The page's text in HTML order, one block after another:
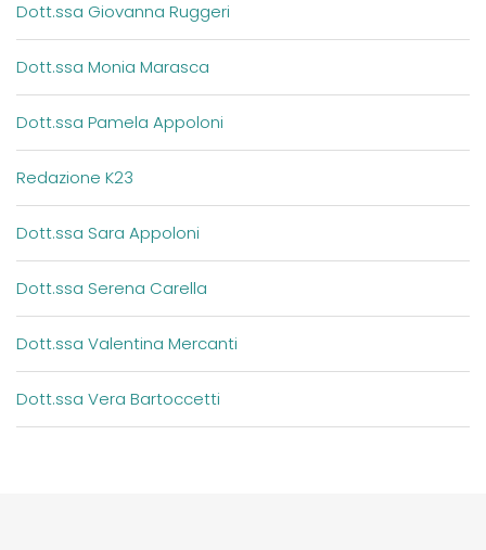
Dott.ssa Giovanna Ruggeri
Dott.ssa Monia Marasca
Dott.ssa Pamela Appoloni
Redazione K23
Dott.ssa Sara Appoloni
Dott.ssa Serena Carella
Dott.ssa Valentina Mercanti
Dott.ssa Vera Bartoccetti